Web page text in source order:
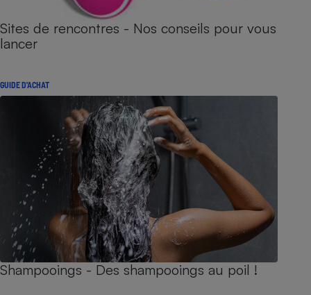
Sites de rencontres - Nos conseils pour vous
lancer
GUIDE D'ACHAT
Shampooings - Des shampooings au poil !